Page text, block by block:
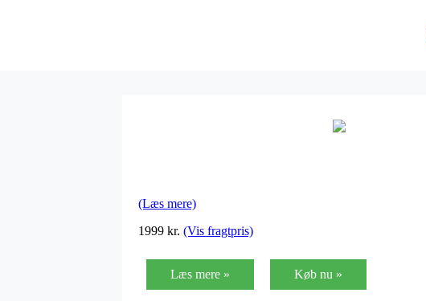
(Læs mere)
1999 kr. (Vis fragtpris)
Læs mere » Køb nu »